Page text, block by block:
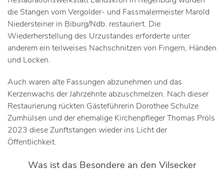
die Stangen vom Vergolder- und Fassmalermeister Marold
Niedersteiner in Biburg/Ndb. restauriert. Die
Wiederherstellung des Urzustandes erforderte unter
anderem ein teilweises Nachschnitzen von Fingern, Händen
und Locken.
Auch waren alte Fassungen abzunehmen und das
Kerzenwachs der Jahrzehnte abzuschmelzen. Nach dieser
Restaurierung rückten Gästeführerin Dorothee Schulze
Zumhülsen und der ehemalige Kirchenpfleger Thomas Pröls
2023 diese Zunftstangen wieder ins Licht der
Öffentlichkeit.
Was ist das Besondere an den Vilsecker